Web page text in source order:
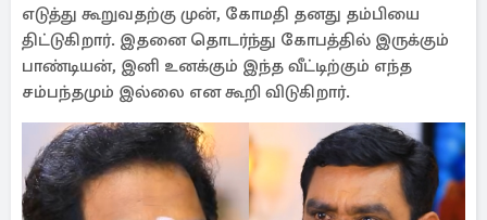
எடுத்து கூறுவதற்கு முன், கோமதி தனது தம்பியை
திட்டுகிறார். இதனை தொடர்ந்து கோபத்தில் இருக்கும்
பாண்டியன், இனி உனக்கும் இந்த வீட்டிற்கும் எந்த
சம்பந்தமும் இல்லை என கூறி விடுகிறார்.